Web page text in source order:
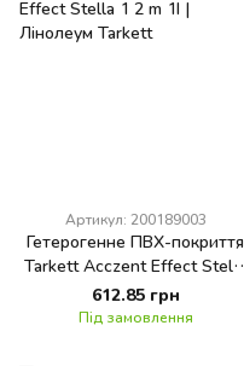
Артикул: 200189003
Гетерогенне ПВХ-покриття
Tarkett Acczent Effect Stella
1 2 m 1I
612.85 грн
Під замовлення